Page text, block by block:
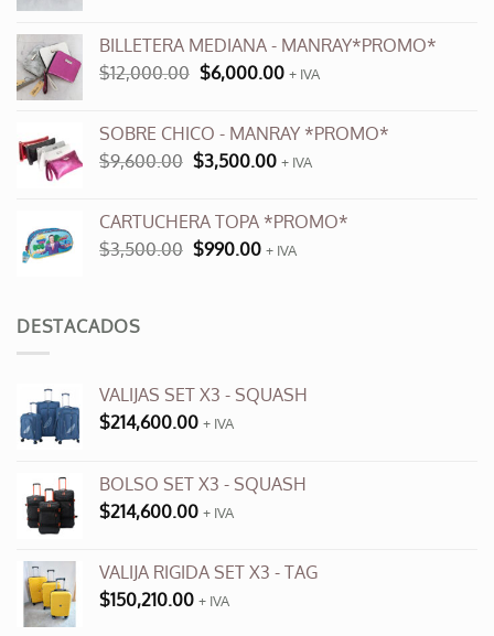
era:
$10,900.00.
es:
$6,000.00.
BILLETERA MEDIANA - MANRAY*PROMO*
$12,000.00 El
era:
$12,000.00.
$6,000.00El
es:
$6,000.00.
+ IVA
SOBRE CHICO - MANRAY *PROMO*
$9,600.00 El
era:
$9,600.00.
$3,500.00El
es:
$3,500.00.
+ IVA
CARTUCHERA TOPA *PROMO*
$3,500.00 El
$990.00El+ IVA
DESTACADOS
VALIJAS SET X3 - SQUASH
$214,600.00 + IVA
BOLSO SET X3 - SQUASH
$214,600.00 + IVA
VALIJA RIGIDA SET X3 - TAG
$150,210.00 + IVA